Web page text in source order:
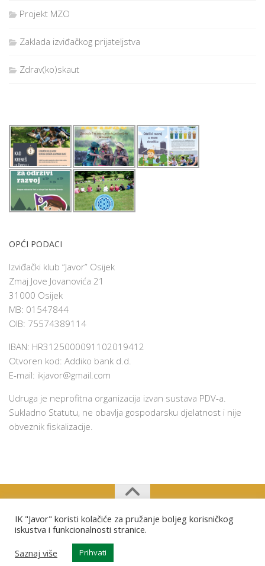
Projekt MZO
Zaklada izviđačkog prijateljstva
Zdrav(ko)skaut
OPĆI PODACI
Izviđački klub “Javor” Osijek
Zmaj Jove Jovanovića 21
31000 Osijek
MB: 01547844
OIB: 75574389114
IBAN: HR3125000091102019412
Otvoren kod: Addiko bank d.d.
E-mail: ikjavor@gmail.com
Udruga je neprofitna organizacija izvan sustava PDV-a.
Sukladno Statutu, ne obavlja gospodarsku djelatnost i nije
obveznik fiskalizacije.
Izviđački klub "Javor" Osijek © 2026. Sva prava pridržana.
IK "Javor" koristi kolačiće za pružanje boljeg korisničkog
iskustva i funkcionalnosti stranice.
Saznaj više
Prihvati